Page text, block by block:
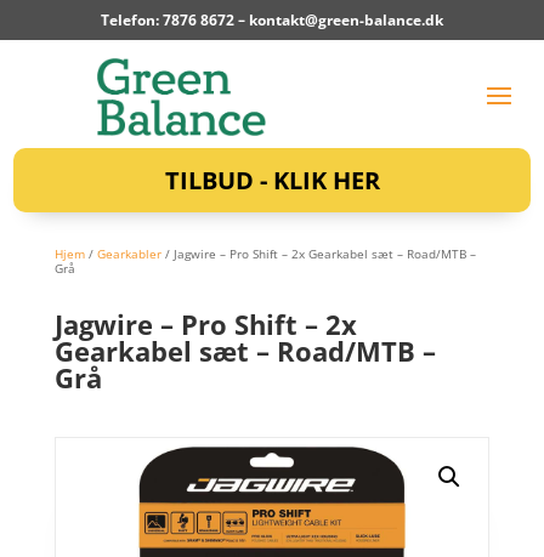
Telefon: 7876 8672 – kontakt@green-balance.dk
TILBUD - KLIK HER
Hjem/ Gearkabler/ Jagwire – Pro Shift – 2x Gearkabel sæt – Road/MTB –
Grå
Jagwire – Pro Shift – 2x
Gearkabel sæt – Road/MTB –
Grå